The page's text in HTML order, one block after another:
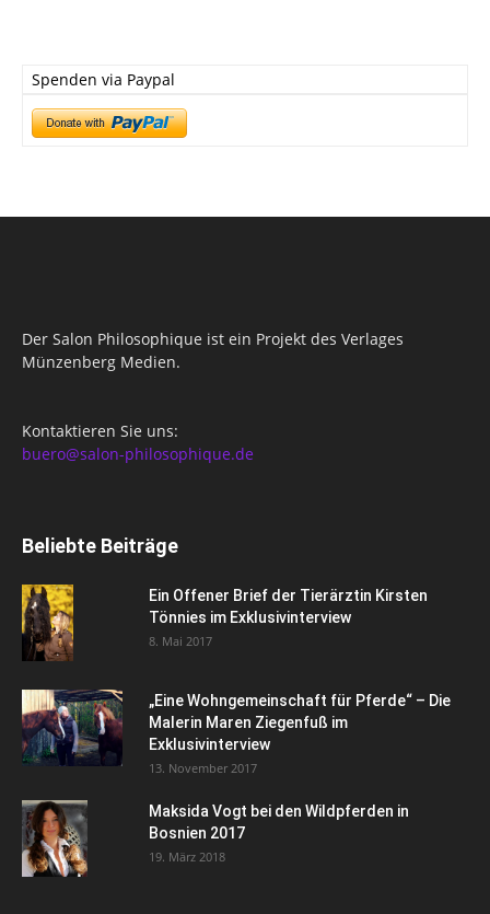
Spenden via Paypal
Der Salon Philosophique ist ein Projekt des Verlages
Münzenberg Medien.
Kontaktieren Sie uns:
buero@salon-philosophique.de
Beliebte Beiträge
Ein Offener Brief der Tierärztin Kirsten
Tönnies im Exklusivinterview
8. Mai 2017
„Eine Wohngemeinschaft für Pferde“ – Die
Malerin Maren Ziegenfuß im
Exklusivinterview
13. November 2017
Maksida Vogt bei den Wildpferden in
Bosnien 2017
19. März 2018